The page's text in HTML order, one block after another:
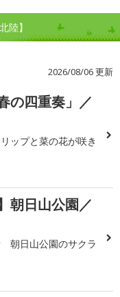
陸】
2026/08/06 更新
の四重奏」／
ップと菜の花が咲き
朝日山公園／
朝日山公園のサクラ